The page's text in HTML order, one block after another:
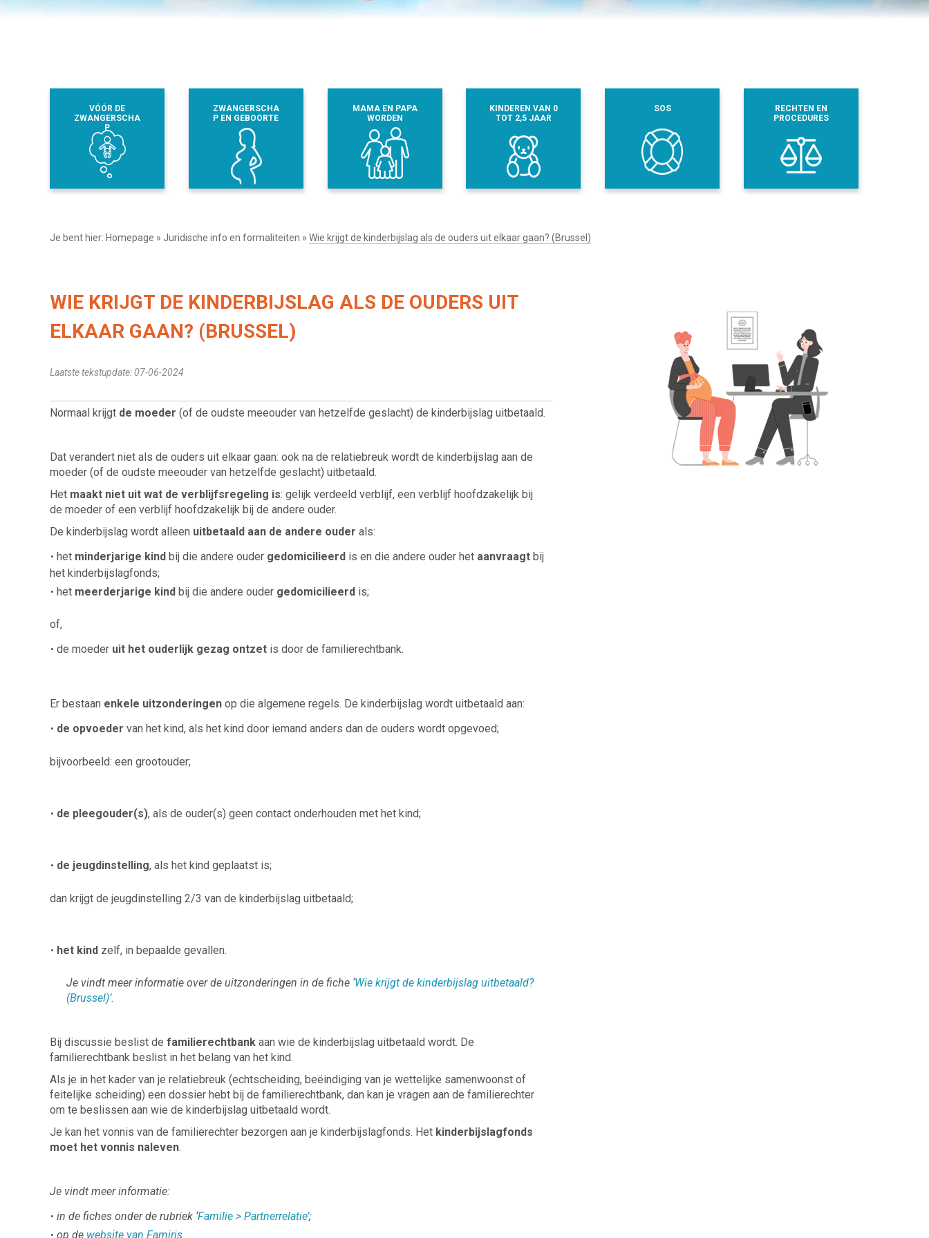
VÓÓR DE
ZWANGERSCHA
P
ZWANGERSCHA
P EN GEBOORTE
MAMA EN PAPA
WORDEN
KINDEREN VAN 0
TOT 2,5 JAAR
SOS
RECHTEN EN
PROCEDURES
Je bent hier: Homepage » Juridische info en formaliteiten » Wie krijgt de kinderbijslag als de ouders uit elkaar gaan? (Brussel)
WIE KRIJGT DE KINDERBIJSLAG ALS DE OUDERS UIT
ELKAAR GAAN? (BRUSSEL)
Laatste tekstupdate: 07-06-2024
Normaal krijgt de moeder (of de oudste meeouder van hetzelfde geslacht) de kinderbijslag uitbetaald.
Dat verandert niet als de ouders uit elkaar gaan: ook na de relatiebreuk wordt de kinderbijslag aan de
moeder (of de oudste meeouder van hetzelfde geslacht) uitbetaald.
Het maakt niet uit wat de verblijfsregeling is: gelijk verdeeld verblijf, een verblijf hoofdzakelijk bij
de moeder of een verblijf hoofdzakelijk bij de andere ouder.
De kinderbijslag wordt alleen uitbetaald aan de andere ouder als:
het minderjarige kind bij die andere ouder gedomicilieerd is en die andere ouder het aanvraagt bij
het kinderbijslagfonds;
het meerderjarige kind bij die andere ouder gedomicilieerd is;
of,
de moeder uit het ouderlijk gezag ontzet is door de familierechtbank.
Er bestaan enkele uitzonderingen op die algemene regels. De kinderbijslag wordt uitbetaald aan:
de opvoeder van het kind, als het kind door iemand anders dan de ouders wordt opgevoed;
bijvoorbeeld: een grootouder;
de pleegouder(s), als de ouder(s) geen contact onderhouden met het kind;
de jeugdinstelling, als het kind geplaatst is;
dan krijgt de jeugdinstelling 2/3 van de kinderbijslag uitbetaald;
het kind zelf, in bepaalde gevallen.
Je vindt meer informatie over de uitzonderingen in de fiche ‘Wie krijgt de kinderbijslag uitbetaald?
(Brussel)’.
Bij discussie beslist de familierechtbank aan wie de kinderbijslag uitbetaald wordt. De
familierechtbank beslist in het belang van het kind.
Als je in het kader van je relatiebreuk (echtscheiding, beëindiging van je wettelijke samenwoonst of
feitelijke scheiding) een dossier hebt bij de familierechtbank, dan kan je vragen aan de familierechter
om te beslissen aan wie de kinderbijslag uitbetaald wordt.
Je kan het vonnis van de familierechter bezorgen aan je kinderbijslagfonds. Het kinderbijslagfonds
moet het vonnis naleven.
Je vindt meer informatie:
in de fiches onder de rubriek ‘Familie > Partnerrelatie’;
op de website van Famiris.